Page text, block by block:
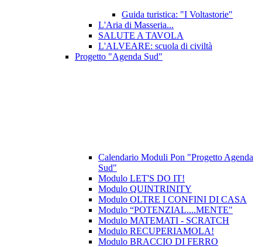
Guida turistica: "I Voltastorie"
L'Aria di Masseria...
SALUTE A TAVOLA
L'ALVEARE: scuola di civiltà
Progetto "Agenda Sud"
Calendario Moduli Pon "Progetto Agenda
Sud"
Modulo LET'S DO IT!
Modulo QUINTRINITY
Modulo OLTRE I CONFINI DI CASA
Modulo “POTENZIAL....MENTE"
Modulo MATEMATI - SCRATCH
Modulo RECUPERIAMOLA!
Modulo BRACCIO DI FERRO